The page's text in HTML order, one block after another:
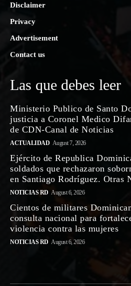
Disclaimer
Privacy
Advertisement
Contact us
Las que debes leer
Ministerio Publico de Santo
justicia a Coronel Medico
de CDN-Canal de Noticias
ACTUALIDAD August 7, 2026
Ejército de Republica
soldados que rechazaron
en Santiago Rodríguez. Otras
NOTICIAS RD August 6, 2026
Cientos de militares
consulta nacional para
violencia contra las mujeres
NOTICIAS RD August 6, 2026